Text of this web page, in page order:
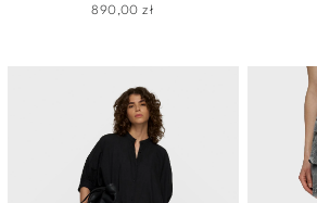
890,00 zł